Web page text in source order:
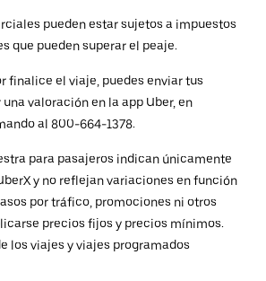
pueden estar sujetos a impuestos
que pueden superar el peaje.
finalice el viaje, puedes enviar tus
valoración en la app Uber, en
al 800-664-1378.
para pasajeros indican únicamente
y no reflejan variaciones en función
por tráfico, promociones ni otros
precios fijos y precios mínimos.
los viajes y viajes programados